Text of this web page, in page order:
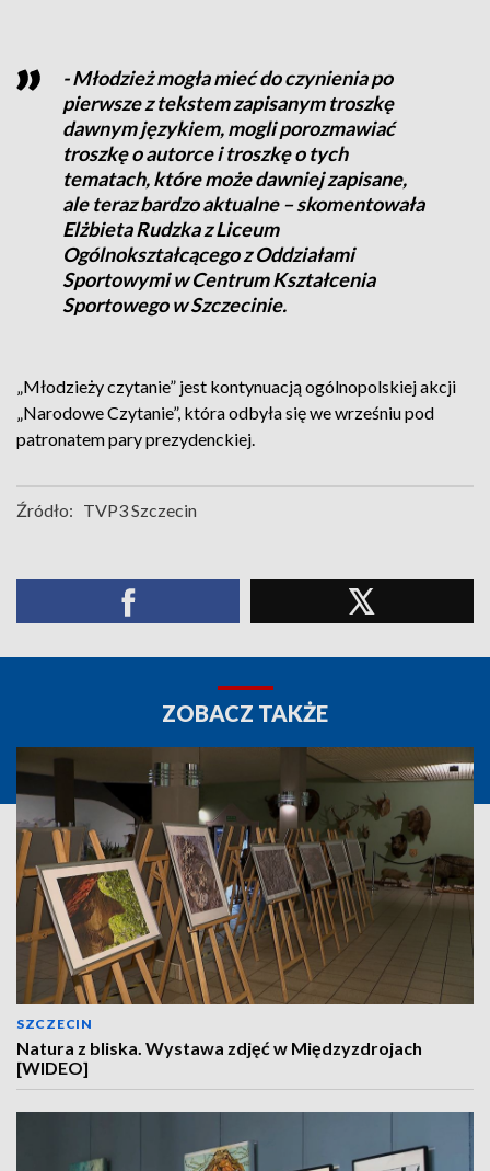
- Młodzież mogła mieć do czynienia po
pierwsze z tekstem zapisanym troszkę
dawnym językiem, mogli porozmawiać
troszkę o autorce i troszkę o tych
tematach, które może dawniej zapisane,
ale teraz bardzo aktualne – skomentowała
Elżbieta Rudzka z Liceum
Ogólnokształcącego z Oddziałami
Sportowymi w Centrum Kształcenia
Sportowego w Szczecinie.
„Młodzieży czytanie” jest kontynuacją ogólnopolskiej akcji
„Narodowe Czytanie”, która odbyła się we wrześniu pod
patronatem pary prezydenckiej.
Źródło: TVP3 Szczecin
ZOBACZ TAKŻE
SZCZECIN
Natura z bliska. Wystawa zdjęć w Międzyzdrojach
[WIDEO]